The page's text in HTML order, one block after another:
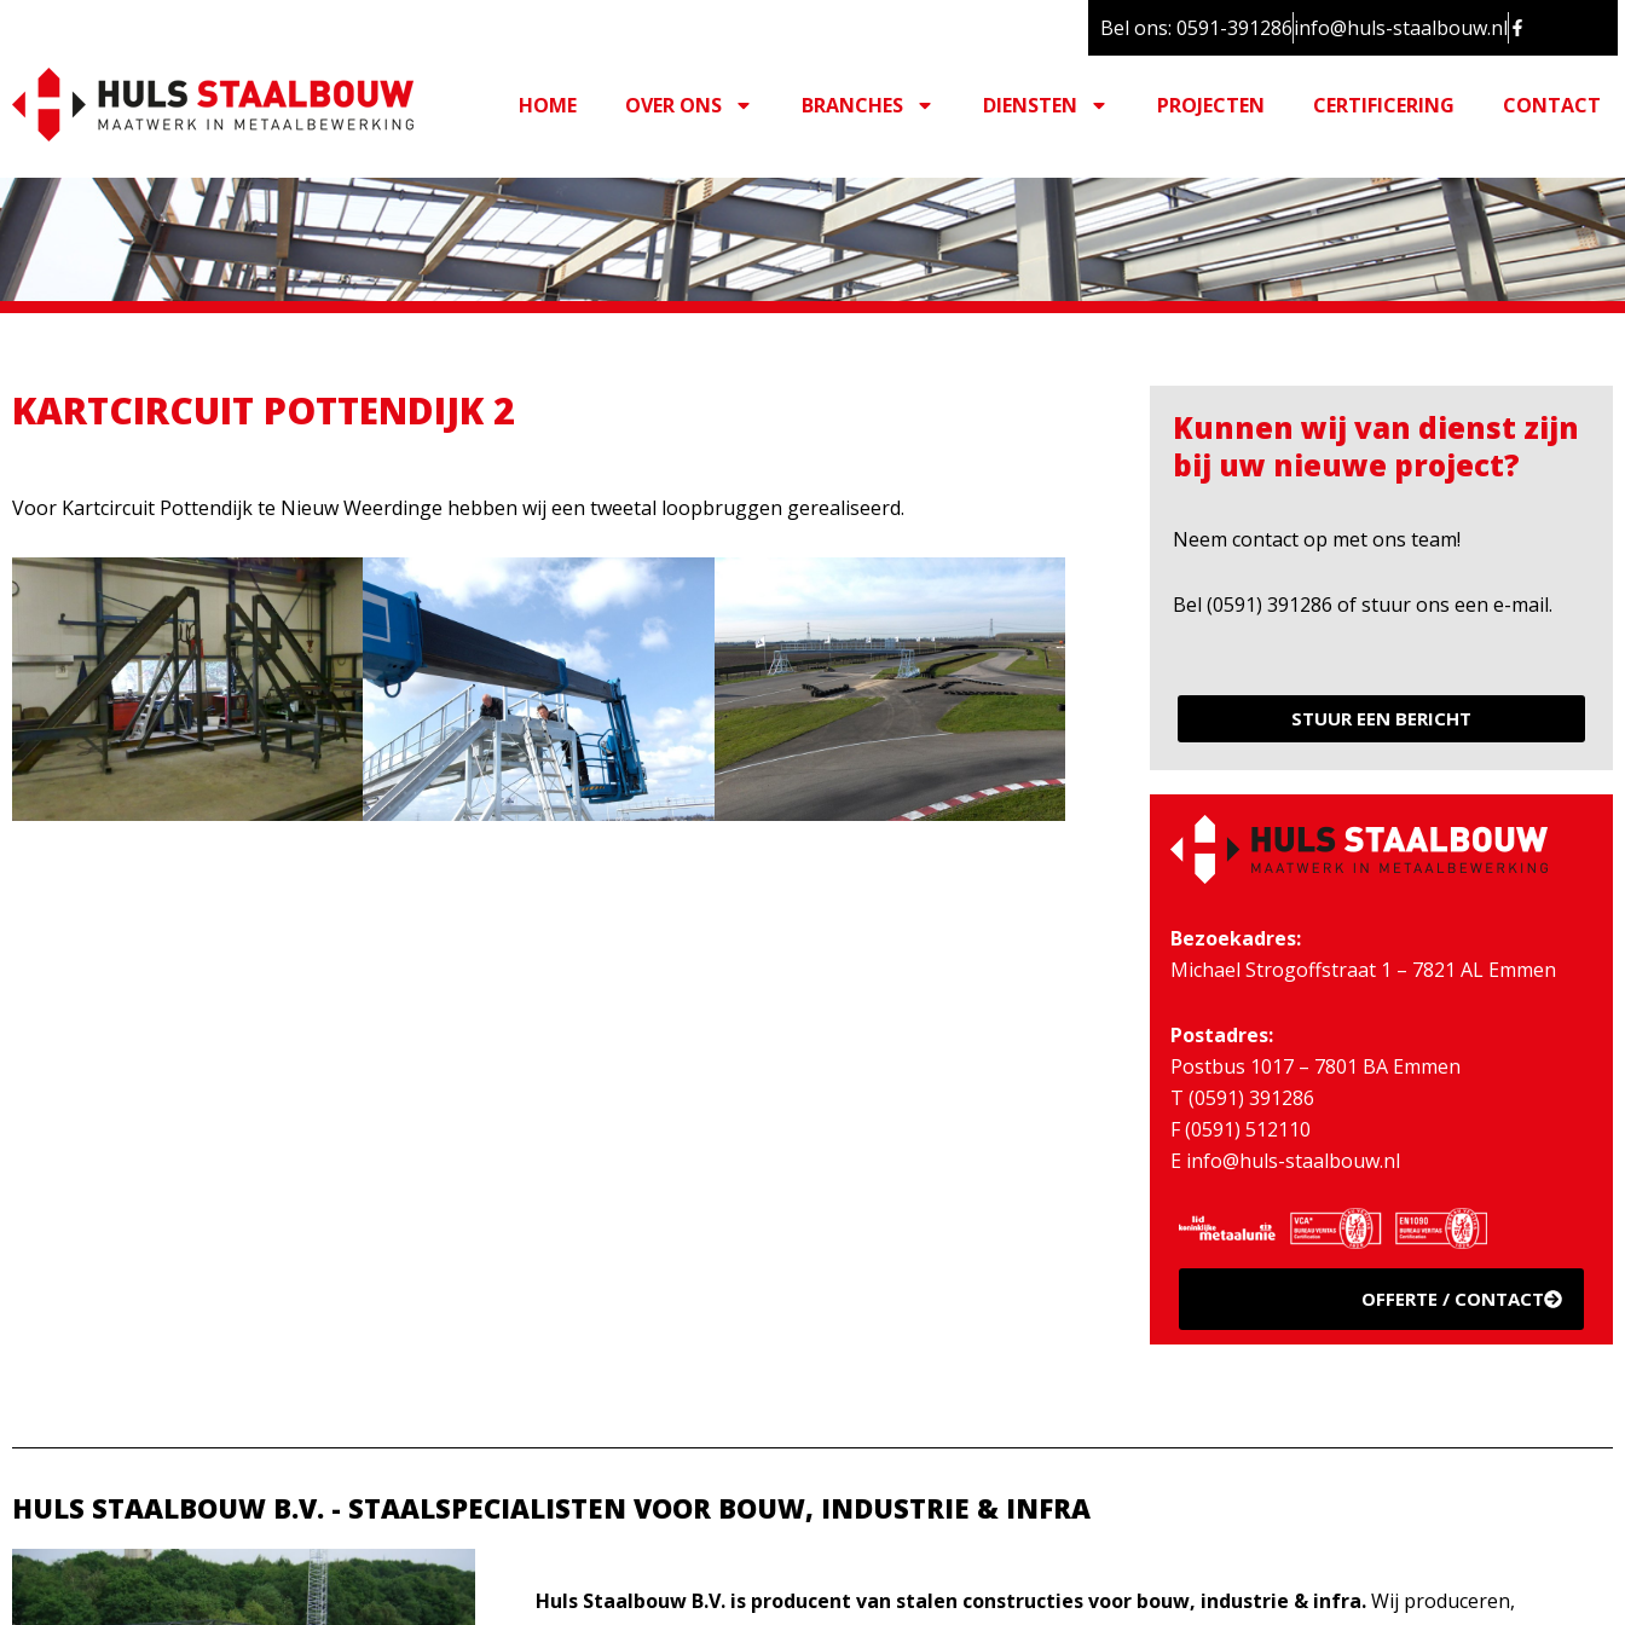
inhoud
Bel ons: 0591-391286info@huls-staalbouw.nl
HOME OVER ONS BRANCHES DIENSTEN PROJECTEN CERTIFICERING CONTACT
KARTCIRCUIT POTTENDIJK 2
Voor Kartcircuit Pottendijk te Nieuw Weerdinge hebben wij een tweetal loopbruggen gerealiseerd.
Kunnen wij van dienst zijn
bij uw nieuwe project?
Neem contact op met ons team!
Bel (0591) 391286 of stuur ons een e-mail.
STUUR EEN BERICHT
Bezoekadres:
Michael Strogoffstraat 1 – 7821 AL Emmen
Postadres:
Postbus 1017 – 7801 BA Emmen
T (0591) 391286
F (0591) 512110
E info@huls-staalbouw.nl
OFFERTE / CONTACT
HULS STAALBOUW B.V. - STAALSPECIALISTEN VOOR BOUW, INDUSTRIE & INFRA
Huls Staalbouw B.V. is producent van stalen constructies voor bouw, industrie & infra.Wij produceren,